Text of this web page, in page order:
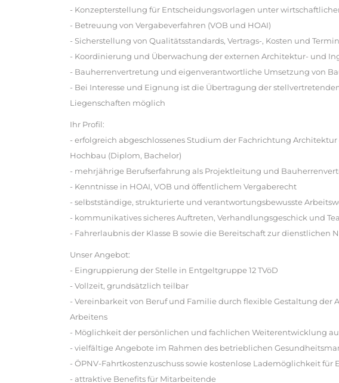
- Konzepterstellung für Entscheidungsvorlagen unter
- Betreuung von Vergabeverfahren (VOB und HOAI)
- Sicherstellung von Qualitätsstandards, Vertrags-, Kosten und
- Koordinierung und Überwachung der externen Architektur- und
- Bauherrenvertretung und eigenverantwortliche Umsetzung von
- Bei Interesse und Eignung ist die Übertragung der
Liegenschaften möglich
Ihr Profil:
- erfolgreich abgeschlossenes Studium der Fachrichtung
Hochbau (Diplom, Bachelor)
- mehrjährige Berufserfahrung als Projektleitung und
- Kenntnisse in HOAI, VOB und öffentlichem Vergaberecht
- selbstständige, strukturierte und verantwortungsbewusste
- kommunikatives sicheres Auftreten, Verhandlungsgeschick und
- Fahrerlaubnis der Klasse B sowie die Bereitschaft zur dienstlichen
Unser Angebot:
- Eingruppierung der Stelle in Entgeltgruppe 12 TVöD
- Vollzeit, grundsätzlich teilbar
- Vereinbarkeit von Beruf und Familie durch flexible Gestaltung
Arbeitens
- Möglichkeit der persönlichen und fachlichen Weiterentwicklung
- vielfältige Angebote im Rahmen des betrieblichen
- ÖPNV-Fahrtkostenzuschuss sowie kostenlose Lademöglichkeit für
- attraktive Benefits für Mitarbeitende